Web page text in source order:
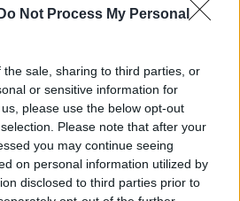
Do Not Process My Personal
sale, sharing to third parties, or
or sensitive information for
please use the below opt-out
Please note that after your
you may continue seeing
on personal information utilized by
disclosed to third parties prior to
României, Klaus